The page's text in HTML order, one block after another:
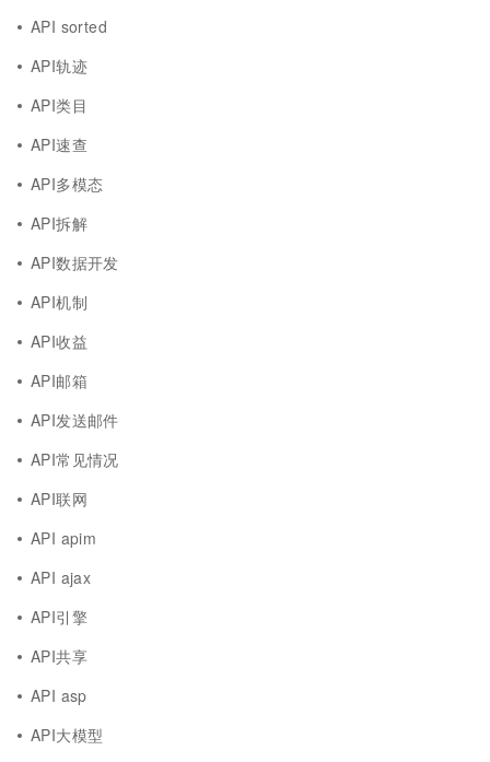
API sorted
API轨迹
API类目
API速查
API多模态
API拆解
API数据开发
API机制
API收益
API邮箱
API发送邮件
API常见情况
API联网
API apim
API ajax
API引擎
API共享
API asp
API大模型